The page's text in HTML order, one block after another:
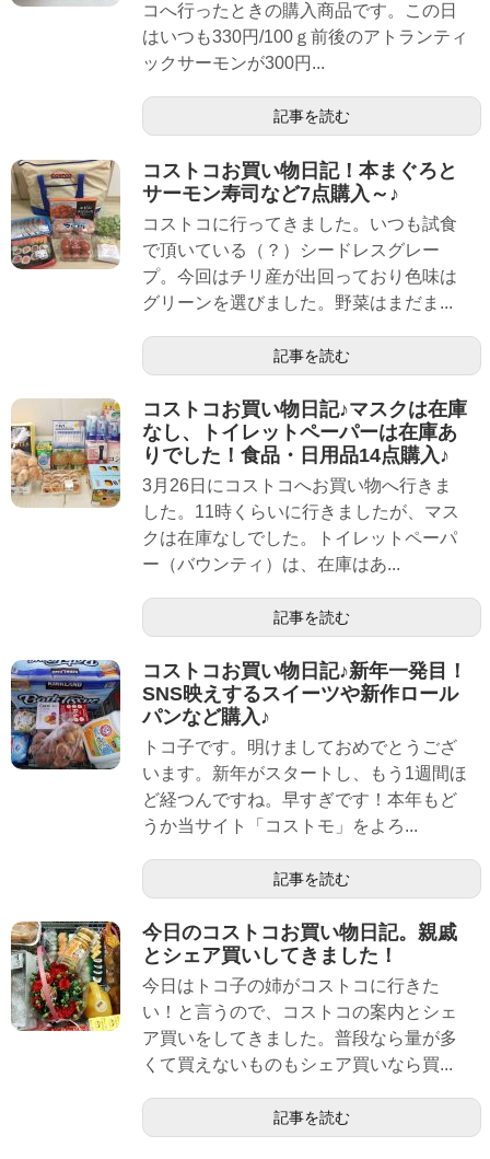
コへ行ったときの購入商品です。この日
はいつも330円/100ｇ前後のアトランティ
ックサーモンが300円...
記事を読む
コストコお買い物日記！本まぐろと
サーモン寿司など7点購入～♪
コストコに行ってきました。いつも試食
で頂いている（？）シードレスグレー
プ。今回はチリ産が出回っており色味は
グリーンを選びました。野菜はまだま...
記事を読む
コストコお買い物日記♪マスクは在庫
なし、トイレットペーパーは在庫あ
りでした！食品・日用品14点購入♪
3月26日にコストコへお買い物へ行きま
した。11時くらいに行きましたが、マス
クは在庫なしでした。トイレットペーパ
ー（バウンティ）は、在庫はあ...
記事を読む
コストコお買い物日記♪新年一発目！
SNS映えするスイーツや新作ロール
パンなど購入♪
トコ子です。明けましておめでとうござ
います。新年がスタートし、もう1週間ほ
ど経つんですね。早すぎです！本年もど
うか当サイト「コストモ」をよろ...
記事を読む
今日のコストコお買い物日記。親戚
とシェア買いしてきました！
今日はトコ子の姉がコストコに行きた
い！と言うので、コストコの案内とシェ
ア買いをしてきました。普段なら量が多
くて買えないものもシェア買いなら買...
記事を読む